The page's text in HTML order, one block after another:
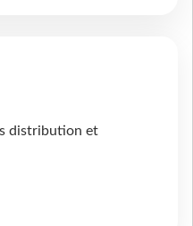
distribution et